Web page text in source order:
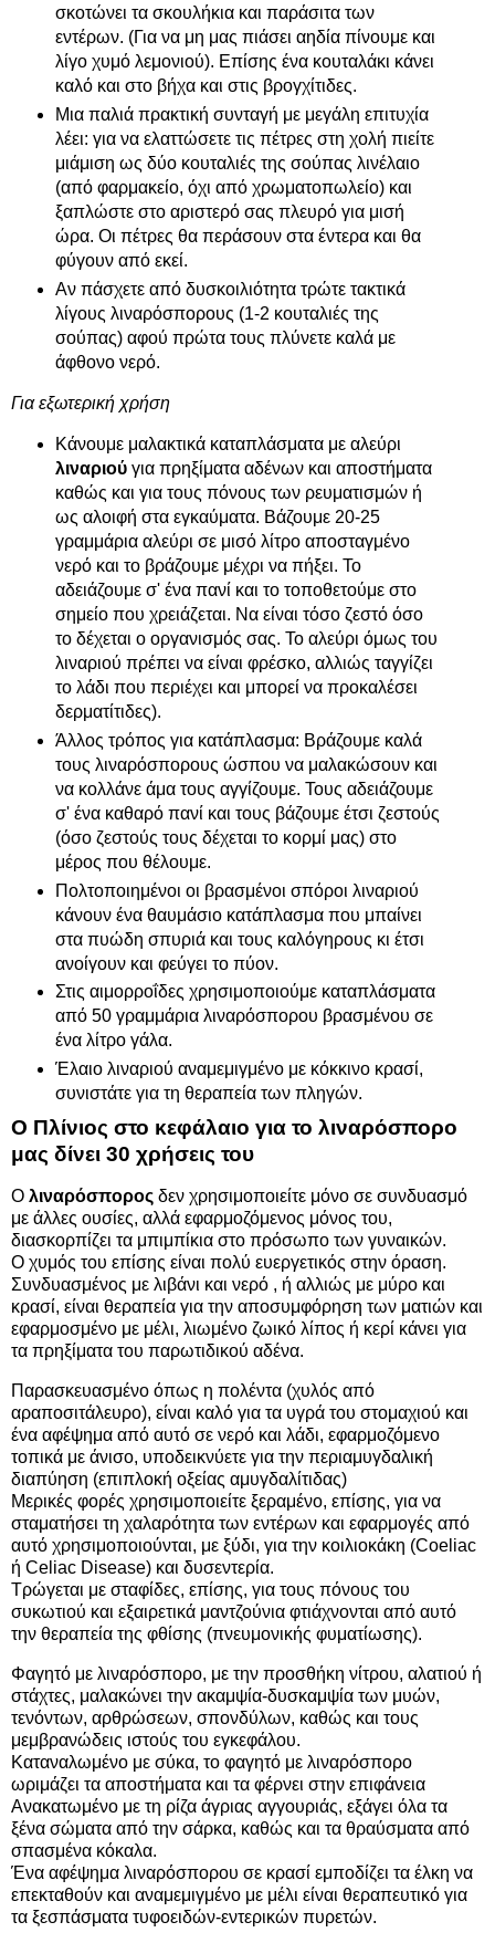
σκοτώνει τα σκουλήκια και παράσιτα των
εντέρων. (Για να μη μας πιάσει αηδία πίνουμε και
λίγο χυμό λεμονιού). Επίσης ένα κουταλάκι κάνει
καλό και στο βήχα και στις βρογχίτιδες.
Μια παλιά πρακτική συνταγή με μεγάλη επιτυχία
λέει: για να ελαττώσετε τις πέτρες στη χολή πιείτε
μιάμιση ως δύο κουταλιές της σούπας λινέλαιο
(από φαρμακείο, όχι από χρωματοπωλείο) και
ξαπλώστε στο αριστερό σας πλευρό για μισή
ώρα. Οι πέτρες θα περάσουν στα έντερα και θα
φύγουν από εκεί.
Αν πάσχετε από δυσκοιλιότητα τρώτε τακτικά
λίγους λιναρόσπορους (1-2 κουταλιές της
σούπας) αφού πρώτα τους πλύνετε καλά με
άφθονο νερό.
Για εξωτερική χρήση
Κάνουμε μαλακτικά καταπλάσματα με αλεύρι
λιναριούγια πρηξίματα αδένων και αποστήματα
καθώς και για τους πόνους των ρευματισμών ή
ως αλοιφή στα εγκαύματα. Βάζουμε 20-25
γραμμάρια αλεύρι σε μισό λίτρο αποσταγμένο
νερό και το βράζουμε μέχρι να πήξει. Το
αδειάζουμε σ' ένα πανί και το τοποθετούμε στο
σημείο που χρειάζεται. Να είναι τόσο ζεστό όσο
το δέχεται ο οργανισμός σας. Το αλεύρι όμως του
λιναριού πρέπει να είναι φρέσκο, αλλιώς ταγγίζει
το λάδι που περιέχει και μπορεί να προκαλέσει
δερματίτιδες).
Άλλος τρόπος για κατάπλασμα: Βράζουμε καλά
τους λιναρόσπορους ώσπου να μαλακώσουν και
να κολλάνε άμα τους αγγίζουμε. Τους αδειάζουμε
σ' ένα καθαρό πανί και τους βάζουμε έτσι ζεστούς
(όσο ζεστούς τους δέχεται το κορμί μας) στο
μέρος που θέλουμε.
Πολτοποιημένοι οι βρασμένοι σπόροι λιναριού
κάνουν ένα θαυμάσιο κατάπλασμα που μπαίνει
στα πυώδη σπυριά και τους καλόγηρους κι έτσι
ανοίγουν και φεύγει το πύον.
Στις αιμορροΐδες χρησιμοποιούμε καταπλάσματα
από 50 γραμμάρια λιναρόσπορου βρασμένου σε
ένα λίτρο γάλα.
Έλαιο λιναριού αναμεμιγμένο με κόκκινο κρασί,
συνιστάτε για τη θεραπεία των πληγών.
Ο Πλίνιος στο κεφάλαιο για το λιναρόσπορο
μας δίνει 30 χρήσεις του
Ο λιναρόσπορος δεν χρησιμοποιείτε μόνο σε συνδυασμό
με άλλες ουσίες, αλλά εφαρμοζόμενος μόνος του,
διασκορπίζει τα μπιμπίκια στο πρόσωπο των γυναικών.
Ο χυμός του επίσης είναι πολύ ευεργετικός στην όραση.
Συνδυασμένος με λιβάνι και νερό , ή αλλιώς με μύρο και
κρασί, είναι θεραπεία για την αποσυμφόρηση των ματιών και
εφαρμοσμένο με μέλι, λιωμένο ζωικό λίπος ή κερί κάνει για
τα πρηξίματα του παρωτιδικού αδένα.
Παρασκευασμένο όπως η πολέντα (χυλός από
αραποσιτάλευρο), είναι καλό για τα υγρά του στομαχιού και
ένα αφέψημα από αυτό σε νερό και λάδι, εφαρμοζόμενο
τοπικά με άνισο, υποδεικνύετε για την περιαμυγδαλική
διαπύηση (επιπλοκή οξείας αμυγδαλίτιδας)
Μερικές φορές χρησιμοποιείτε ξεραμένο, επίσης, για να
σταματήσει τη χαλαρότητα των εντέρων και εφαρμογές από
αυτό χρησιμοποιούνται, με ξύδι, για την κοιλιοκάκη (Coeliac
ή Celiac Disease) και δυσεντερία.
Τρώγεται με σταφίδες, επίσης, για τους πόνους του
συκωτιού και εξαιρετικά μαντζούνια φτιάχνονται από αυτό
την θεραπεία της φθίσης (πνευμονικής φυματίωσης).
Φαγητό με λιναρόσπορο, με την προσθήκη νίτρου, αλατιού ή
στάχτες, μαλακώνει την ακαμψία-δυσκαμψία των μυών,
τενόντων, αρθρώσεων, σπονδύλων, καθώς και τους
μεμβρανώδεις ιστούς του εγκεφάλου.
Καταναλωμένο με σύκα, το φαγητό με λιναρόσπορο
ωριμάζει τα αποστήματα και τα φέρνει στην επιφάνεια
Ανακατωμένο με τη ρίζα άγριας αγγουριάς, εξάγει όλα τα
ξένα σώματα από την σάρκα, καθώς και τα θραύσματα από
σπασμένα κόκαλα.
Ένα αφέψημα λιναρόσπορου σε κρασί εμποδίζει τα έλκη να
επεκταθούν και αναμεμιγμένο με μέλι είναι θεραπευτικό για
τα ξεσπάσματα τυφοειδών-εντερικών πυρετών.